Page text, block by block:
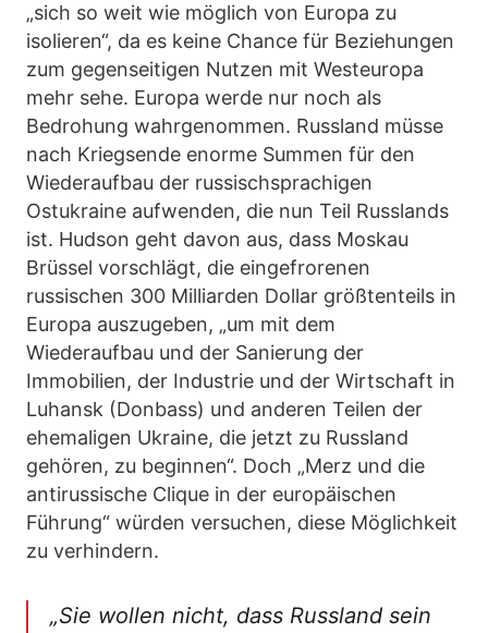
„sich so weit wie möglich von Europa zu
isolieren“, da es keine Chance für Beziehungen
zum gegenseitigen Nutzen mit Westeuropa
mehr sehe. Europa werde nur noch als
Bedrohung wahrgenommen. Russland müsse
nach Kriegsende enorme Summen für den
Wiederaufbau der russischsprachigen
Ostukraine aufwenden, die nun Teil Russlands
ist. Hudson geht davon aus, dass Moskau
Brüssel vorschlägt, die eingefrorenen
russischen 300 Milliarden Dollar größtenteils in
Europa auszugeben, „um mit dem
Wiederaufbau und der Sanierung der
Immobilien, der Industrie und der Wirtschaft in
Luhansk (Donbass) und anderen Teilen der
ehemaligen Ukraine, die jetzt zu Russland
gehören, zu beginnen“. Doch „Merz und die
antirussische Clique in der europäischen
Führung“ würden versuchen, diese Möglichkeit
zu verhindern.
„Sie wollen nicht, dass Russland sein